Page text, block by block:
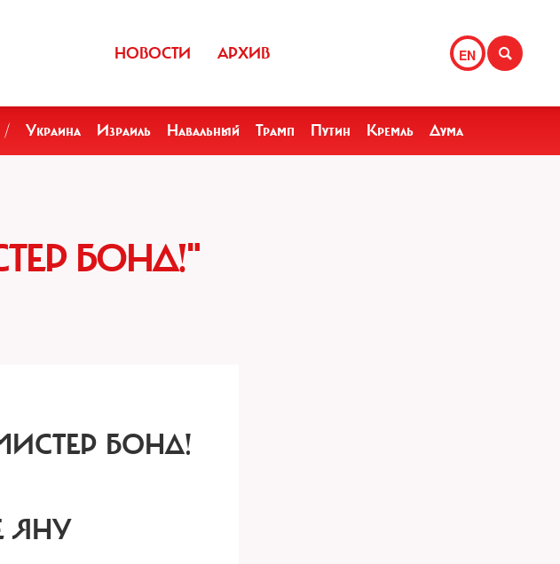
EN
НОВОСТИ АРХИВ
/ Украина Израиль Навальный Трамп Путин Кремль Дума
БОНД!"
БОНД!
ЯНУ